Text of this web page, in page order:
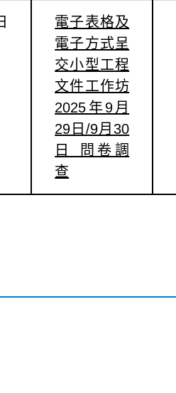
電子表格及
電子方式呈
交小型工程
文件工作坊
2025年9月
29日/9月30
日 問卷調
查